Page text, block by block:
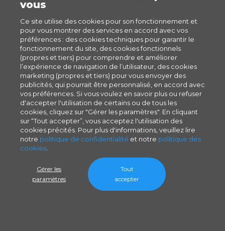
vous
Ce site utilise des cookies pour son fonctionnement et
pour vous montrer des services en accord avec vos
préférences : des cookies techniques pour garantir le
fonctionnement du site, des cookies fonctionnels
(propres et tiers) pour comprendre et améliorer
l’expérience de navigation de l’utilisateur, des cookies
marketing (propres et tiers) pour vous envoyer des
publicités, qui pourrait être personnalisé, en accord avec
vos préférences. Si vous voulez en savoir plus ou refuser
d'accepter l'utilisation de certains ou de tous les
cookies, cliquez sur "Gérer les paramètres". En cliquant
sur “Tout accepter”, vous acceptez l'utilisation des
cookies précités. Pour plus d'informations, veuillez lire
notre politique de confidentialité et notre politique des
cookies
Gérer les
paramètres
Tout
accepter